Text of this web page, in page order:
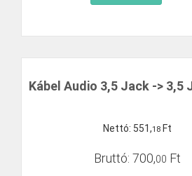
Kábel Audio 3,5 Jack -> 3,5
Nettó: 551,18 Ft
Bruttó: 700,00 Ft